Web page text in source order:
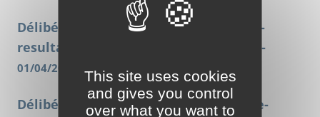
Délibération_2022-470-affectation-des-
resultats-dexploitation-exercice-2021 -
01/04/2022
Délibération_2022-469-vote-du-compte-
This site uses cookies
and gives you control
over what you want to